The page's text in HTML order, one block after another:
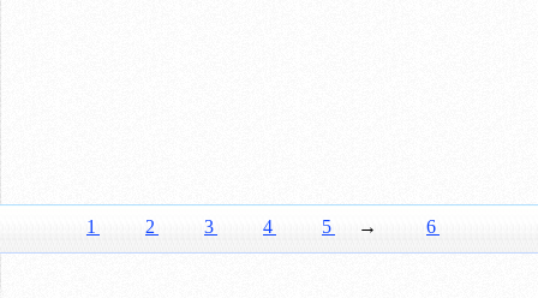
1 2 3 4 5 → 6